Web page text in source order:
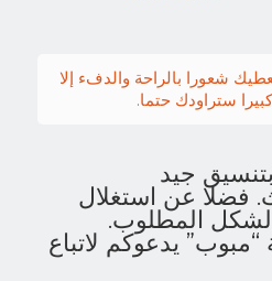
شعورا بالراحة والدفء إلا
ستراودك حتما.
جيد
فضلا عن استغلال
المطلوب.
“مبوب” يدعوكم لاتباع